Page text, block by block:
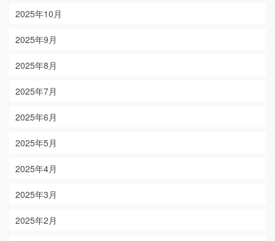
2025年10月
2025年9月
2025年8月
2025年7月
2025年6月
2025年5月
2025年4月
2025年3月
2025年2月